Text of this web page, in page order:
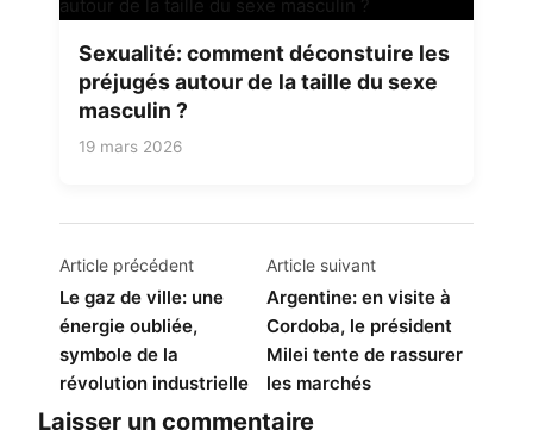
Sexualité: comment déconstuire les
préjugés autour de la taille du sexe
masculin ?
19 mars 2026
Navigation
de
l’article
Article précédent
Le gaz de ville: une
énergie oubliée,
symbole de la
révolution industrielle
Article suivant
Argentine: en visite à
Cordoba, le président
Milei tente de rassurer
les marchés
Laisser un commentaire